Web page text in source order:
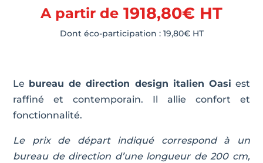
A partir de 1918,80€ HT
Dont éco-participation : 19,80€HT
Le bureau de direction design italien Oasi est
raffiné et contemporain. Il allie confort et
fonctionnalité.
Le prix de départ indiqué correspond à un
bureau de direction d’une longueur de 200 cm,